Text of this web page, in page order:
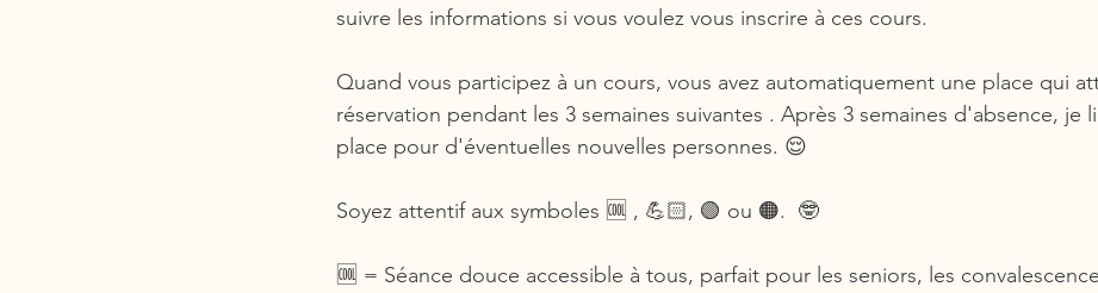
suivre les informations si vous voulez vous inscrire à ces cours.
Quand vous participez à un cours, vous avez automatiquement une place qui
réservation pendant les 3 semaines suivantes . Après 3 semaines d'absence, je
place pour d'éventuelles nouvelles personnes. 😌
Soyez attentif aux symboles 🆒 , 💪🏻, 🟢 ou 🟠.  🤓
🆒 = Séance douce accessible à tous, parfait pour les seniors, les